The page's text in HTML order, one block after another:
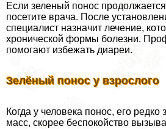
Если зеленый понос
посетите врача. После
специалист назначит лечение,
хронической формы болезни.
помогают избежать диареи.
Зелёный понос у взрослого
Когда у человека понос, его редко
масс, скорее беспокойство